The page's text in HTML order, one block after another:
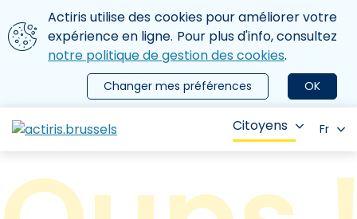
Aller au contenu principal
Nous utilisons des cookies
Actiris utilise des cookies pour améliorer votre
expérience en ligne. Pour plus d'info, consultez
notre politique de gestion des cookies.
OK
Changer mes préférences
le menu
Citoyens Fr